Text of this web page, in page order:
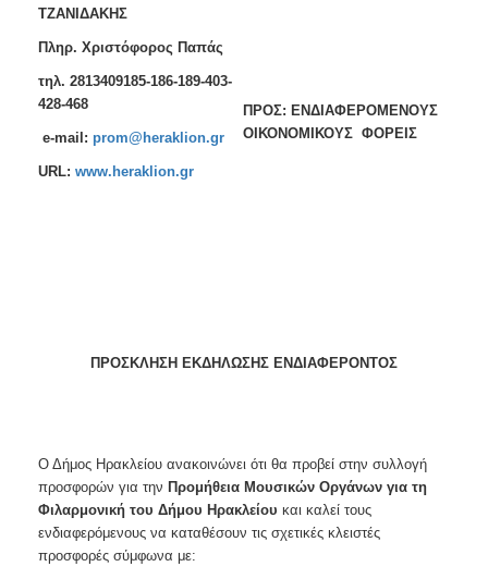
ΠΟΛΙΤΙΣΜΟΣ
ΑΝΘΕΚΤΙΚΗ
ΤΖΑΝΙΔΑΚΗΣ
Πληρ. Χριστόφορος Παπάς
τηλ. 2813409185-186-189-403-
428-468
e-mail: prom@heraklion.gr
URL: www.heraklion.gr
ΠΡΟΣ: ΕΝΔΙΑΦΕΡΟΜΕΝΟΥΣ
ΟΙΚΟΝΟΜΙΚΟΥΣ ΦΟΡΕΙΣ
ΠΡΟΣΚΛΗΣΗ ΕΚΔΗΛΩΣΗΣ ΕΝΔΙΑΦΕΡΟΝΤΟΣ
Ο Δήμος Ηρακλείου ανακοινώνει ότι θα προβεί στην συλλογή
προσφορών για την Προμήθεια Μουσικών Οργάνων για τη
Φιλαρμονική του Δήμου Ηρακλείου και καλεί τους
ενδιαφερόμενους να καταθέσουν τις σχετικές κλειστές
προσφορές σύμφωνα με: